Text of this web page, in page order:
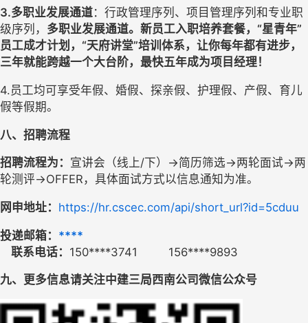
3.多职业发展通道：行政管理序列、项目管理序列和专业职
级序列 ， 多职业发展通道。 新员工入职培养套餐， “星青年”
员工成才计划，“天府讲堂”培训体系，让你每年都有进步，
三年就能跨越一个大台阶，最快五年成为项目经理！
4.员工均可享受年假、婚假、探亲假、护理假、产假、育儿
假等假期。
八、招聘流程
招聘流程为： 宣讲会（线上/下） →简历筛选→两轮面试→两
轮测评→OFFER， 具体面试方式以信息通知为准。
网申地址： https://hr.cscec.com/api/short_url?id=5cduu
投递邮箱： ****
联系电话： 150****3741         156****9893
九、更多信息请关注中建三局西南公司微信公众号